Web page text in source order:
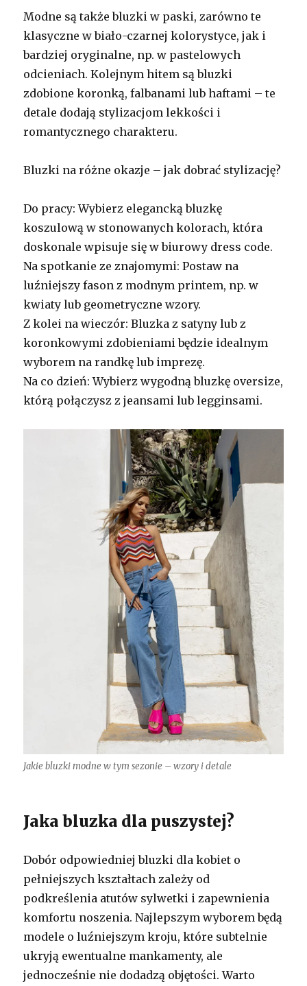
Modne są także bluzki w paski, zarówno te
klasyczne w biało-czarnej kolorystyce, jak i
bardziej oryginalne, np. w pastelowych
odcieniach. Kolejnym hitem są bluzki
zdobione koronką, falbanami lub haftami – te
detale dodają stylizacjom lekkości i
romantycznego charakteru.
Bluzki na różne okazje – jak dobrać stylizację?
Do pracy: Wybierz elegancką bluzkę
koszulową w stonowanych kolorach, która
doskonale wpisuje się w biurowy dress code.
Na spotkanie ze znajomymi: Postaw na
luźniejszy fason z modnym printem, np. w
kwiaty lub geometryczne wzory.
Z kolei na wieczór: Bluzka z satyny lub z
koronkowymi zdobieniami będzie idealnym
wyborem na randkę lub imprezę.
Na co dzień: Wybierz wygodną bluzkę oversize,
którą połączysz z jeansami lub legginsami.
Jakie bluzki modne w tym sezonie – wzory i detale
Jaka bluzka dla puszystej?
Dobór odpowiedniej bluzki dla kobiet o
pełniejszych kształtach zależy od
podkreślenia atutów sylwetki i zapewnienia
komfortu noszenia. Najlepszym wyborem będą
modele o luźniejszym kroju, które subtelnie
ukryją ewentualne mankamenty, ale
jednocześnie nie dodadzą objętości. Warto